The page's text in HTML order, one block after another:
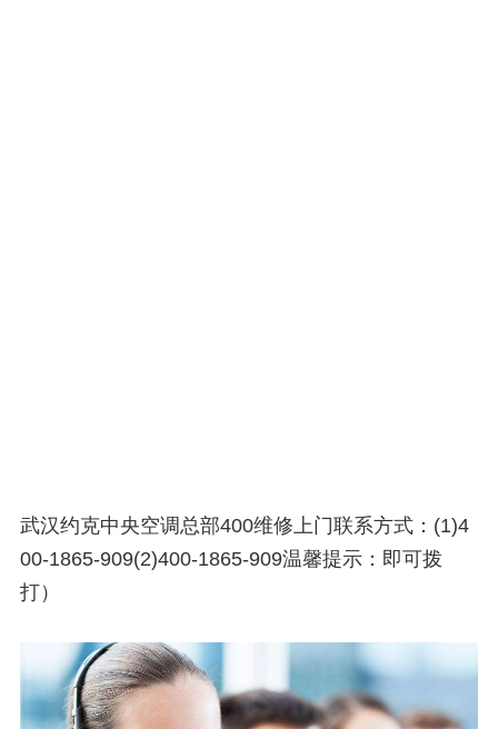
武汉约克中央空调总部400维修上门联系方式：(1)4
00-1865-909(2)400-1865-909温馨提示：即可拨
打）